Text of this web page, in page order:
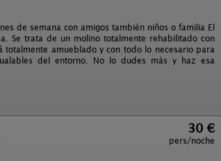
de semana con amigos también niños o familia El
Se trata de un molino totalmente rehabilitado con
amueblado y con todo lo necesario para
del entorno. No lo dudes más y haz esa
30 €
pers/noche